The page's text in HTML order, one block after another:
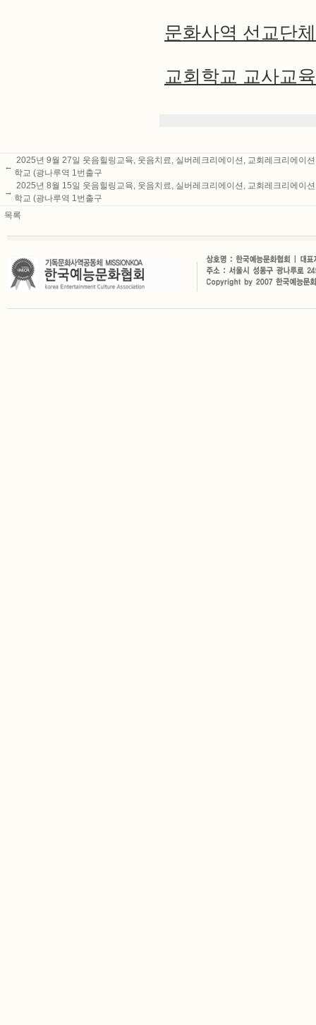
문화사역 선교단
교회학교 교사교
←
2025년 9월 27일 웃음힐링교육, 웃음치료, 실버레크리에이션, 교회레크리에이
학교 (광나루역 1번출구
→
2025년 8월 15일 웃음힐링교육, 웃음치료, 실버레크리에이션, 교회레크리에이
학교 (광나루역 1번출구
목록